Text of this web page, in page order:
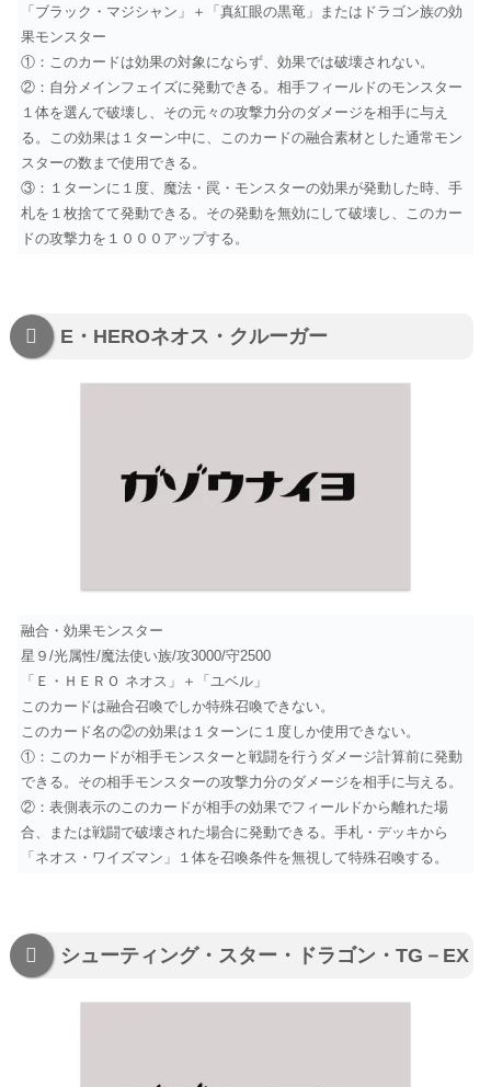
「ブラック・マジシャン」＋「真紅眼の黒竜」またはドラゴン族の効
果モンスター
①：このカードは効果の対象にならず、効果では破壊されない。
②：自分メインフェイズに発動できる。相手フィールドのモンスター
１体を選んで破壊し、その元々の攻撃力分のダメージを相手に与え
る。この効果は１ターン中に、このカードの融合素材とした通常モン
スターの数まで使用できる。
③：１ターンに１度、魔法・罠・モンスターの効果が発動した時、手
札を１枚捨てて発動できる。その発動を無効にして破壊し、このカー
ドの攻撃力を１０００アップする。
E・HEROネオス・クルーガー
融合・効果モンスター
星９/光属性/魔法使い族/攻3000/守2500
「Ｅ・ＨＥＲＯ ネオス」＋「ユベル」
このカードは融合召喚でしか特殊召喚できない。
このカード名の②の効果は１ターンに１度しか使用できない。
①：このカードが相手モンスターと戦闘を行うダメージ計算前に発動
できる。その相手モンスターの攻撃力分のダメージを相手に与える。
②：表側表示のこのカードが相手の効果でフィールドから離れた場
合、または戦闘で破壊された場合に発動できる。手札・デッキから
「ネオス・ワイズマン」１体を召喚条件を無視して特殊召喚する。
シューティング・スター・ドラゴン・TG－EX